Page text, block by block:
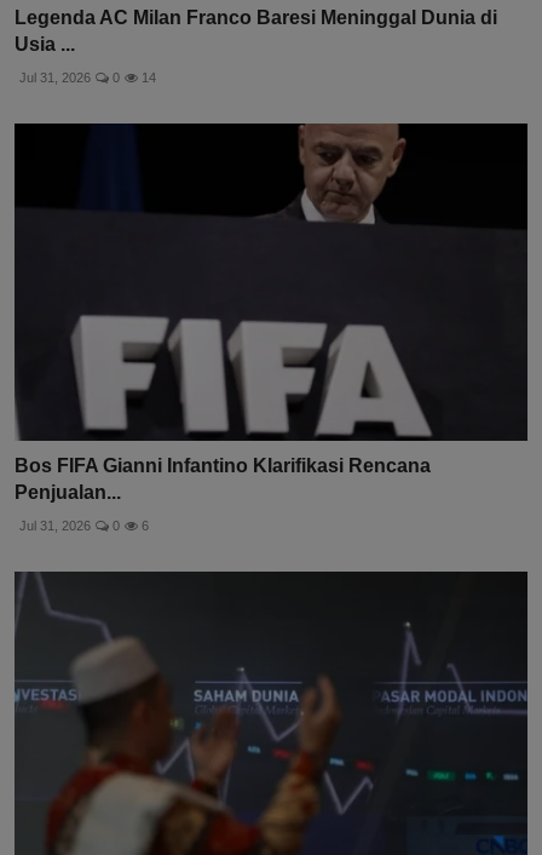
Legenda AC Milan Franco Baresi Meninggal Dunia di
Usia ...
Jul 31, 2026 0 14
Bos FIFA Gianni Infantino Klarifikasi Rencana
Penjualan...
Jul 31, 2026 0 6